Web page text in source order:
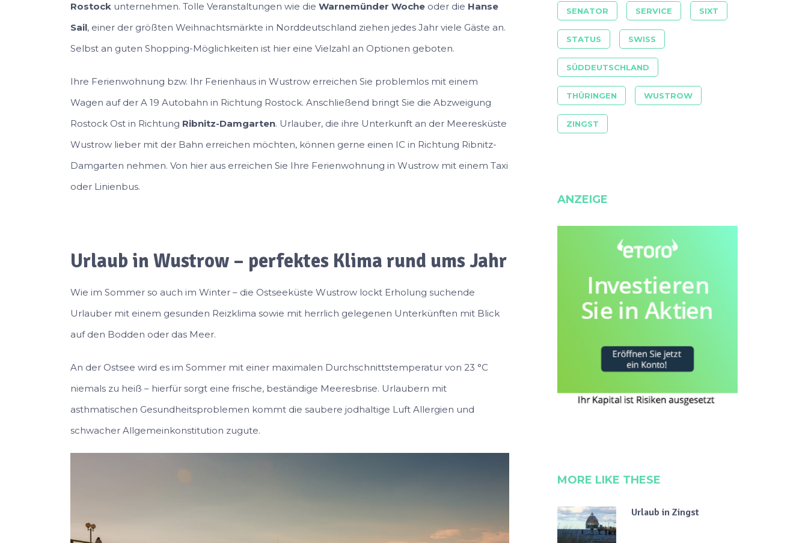
Rostock unternehmen. Tolle Veranstaltungen wie die Warnemünder Woche oder die Hanse
Sail, einer der größten Weihnachtsmärkte in Norddeutschland ziehen jedes Jahr viele Gäste an.
Selbst an guten Shopping-Möglichkeiten ist hier eine Vielzahl an Optionen geboten.
Ihre Ferienwohnung bzw. Ihr Ferienhaus in Wustrow erreichen Sie problemlos mit einem
Wagen auf der A 19 Autobahn in Richtung Rostock. Anschließend bringt Sie die Abzweigung
Rostock Ost in Richtung Ribnitz-Damgarten. Urlauber, die ihre Unterkunft an der Meeresküste
Wustrow lieber mit der Bahn erreichen möchten, können gerne einen IC in Richtung Ribnitz-
Damgarten nehmen. Von hier aus erreichen Sie Ihre Ferienwohnung in Wustrow mit einem Taxi
oder Linienbus.
Urlaub in Wustrow – perfektes Klima rund ums Jahr
Wie im Sommer so auch im Winter – die Ostseeküste Wustrow lockt Erholung suchende
Urlauber mit einem gesunden Reizklima sowie mit herrlich gelegenen Unterkünften mit Blick
auf den Bodden oder das Meer.
An der Ostsee wird es im Sommer mit einer maximalen Durchschnittstemperatur von 23 °C
niemals zu heiß – hierfür sorgt eine frische, beständige Meeresbrise. Urlaubern mit
asthmatischen Gesundheitsproblemen kommt die saubere jodhaltige Luft Allergien und
schwacher Allgemeinkonstitution zugute.
SENATOR SERVICE SIXT
STATUS SWISS
SÜDDEUTSCHLAND
THÜRINGEN WUSTROW
ZINGST
ANZEIGE
MORE LIKE THESE
Urlaub in Zingst